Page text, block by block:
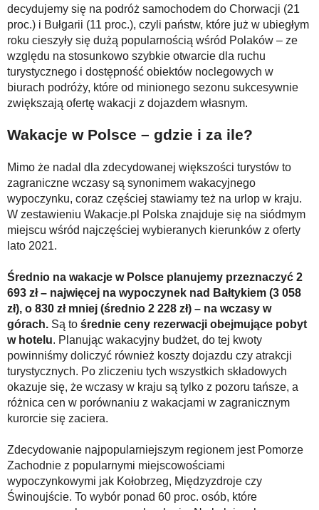
decydujemy się na podróż samochodem do Chorwacji (21
proc.) i Bułgarii (11 proc.), czyli państw, które już w ubiegłym
roku cieszyły się dużą popularnością wśród Polaków – ze
względu na stosunkowo szybkie otwarcie dla ruchu
turystycznego i dostępność obiektów noclegowych w
biurach podróży, które od minionego sezonu sukcesywnie
zwiększają ofertę wakacji z dojazdem własnym.
Wakacje w Polsce – gdzie i za ile?
Mimo że nadal dla zdecydowanej większości turystów to
zagraniczne wczasy są synonimem wakacyjnego
wypoczynku, coraz częściej stawiamy też na urlop w kraju.
W zestawieniu Wakacje.pl Polska znajduje się na siódmym
miejscu wśród najczęściej wybieranych kierunków z oferty
lato 2021.
Średnio na wakacje w Polsce planujemy przeznaczyć 2
693 zł – najwięcej na wypoczynek nad Bałtykiem (3 058
zł), o 830 zł mniej (średnio 2 228 zł) – na wczasy w
górach. Są to średnie ceny rezerwacji obejmujące pobyt
w hotelu. Planując wakacyjny budżet, do tej kwoty
powinniśmy doliczyć również koszty dojazdu czy atrakcji
turystycznych. Po zliczeniu tych wszystkich składowych
okazuje się, że wczasy w kraju są tylko z pozoru tańsze, a
różnica cen w porównaniu z wakacjami w zagranicznym
kurorcie się zaciera.
Zdecydowanie najpopularniejszym regionem jest Pomorze
Zachodnie z popularnymi miejscowościami
wypoczynkowymi jak Kołobrzeg, Międzyzdroje czy
Świnoujście. To wybór ponad 60 proc. osób, które